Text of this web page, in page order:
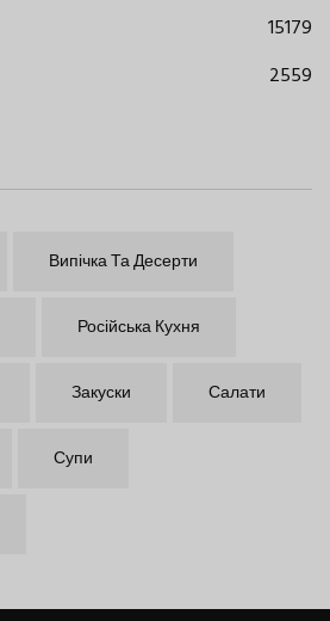
15179
2559
Випічка Та Десерти
Російська Кухня
Закуски Салати
Супи